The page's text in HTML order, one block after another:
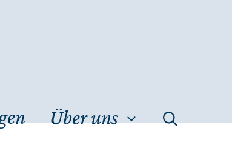
Über uns